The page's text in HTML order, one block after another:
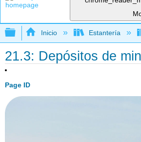
Expandir/contraer
Inicio Estantería
21.3: Depósitos de
Page ID